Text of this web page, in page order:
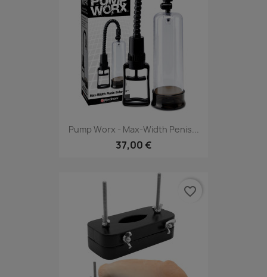
Pump Worx - Max-Width Penis...
37,00 €
favorite_border